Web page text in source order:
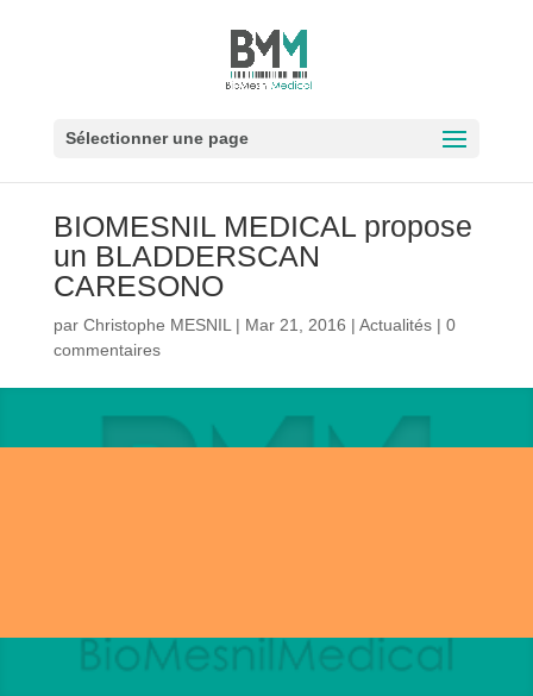
Sélectionner une page
BIOMESNIL MEDICAL propose
un BLADDERSCAN
CARESONO
par Christophe MESNIL | Mar 21, 2016 | Actualités| 0
commentaires